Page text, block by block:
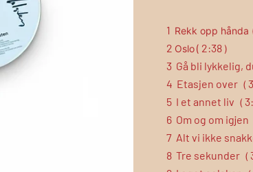
1 Rekk opp hånda
2 Oslo( 2:38 )
3 Gå bli lykkelig,
4 Etasjen over (
5 I et annet liv (
6 Om og om igjen
7 Alt vi ikke
8 Tre sekunder (